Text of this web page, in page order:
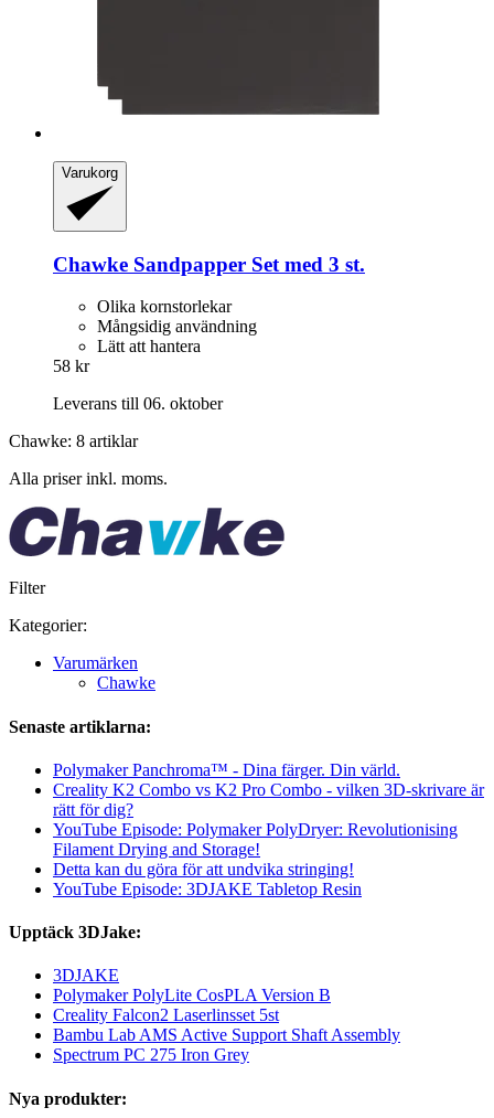
Varukorg
Chawke Sandpapper Set med 3 st.
Olika kornstorlekar
Mångsidig användning
Lätt att hantera
58 kr
Leverans till 06. oktober
Chawke: 8 artiklar
Alla priser inkl. moms.
Filter
Kategorier:
Varumärken
Chawke
Senaste artiklarna:
Polymaker Panchroma™ - Dina färger. Din värld.
Creality K2 Combo vs K2 Pro Combo - vilken 3D-skrivare är
rätt för dig?
YouTube Episode: Polymaker PolyDryer: Revolutionising
Filament Drying and Storage!
Detta kan du göra för att undvika stringing!
YouTube Episode: 3DJAKE Tabletop Resin
Upptäck 3DJake:
3DJAKE
Polymaker PolyLite CosPLA Version B
Creality Falcon2 Laserlinsset 5st
Bambu Lab AMS Active Support Shaft Assembly
Spectrum PC 275 Iron Grey
Nya produkter: